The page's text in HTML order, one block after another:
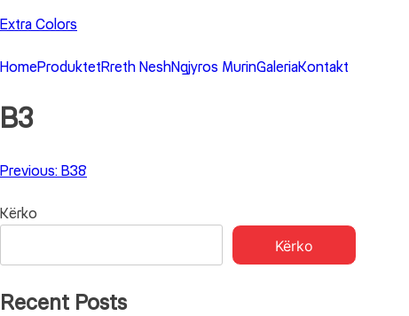
Skip
content
Extra Colors
HomeProduktetRreth NeshNgjyros MurinGaleriaKontakt
B3
Lëvizje
te
Previous: B38
Kërko
Kërko
Recent Posts